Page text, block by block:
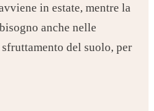
in estate, mentre la
anche nelle
del suolo, per